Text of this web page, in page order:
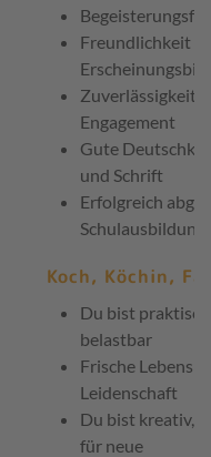
Freundlichkeit &
Erscheinungsbild
Zuverlässigkeit,
Engagement
Gute
und Schrift
Erfolgreich
Schulausbildung
Koch, Köchin,
Du bist
belastbar
Frische
Leidenschaft
Du bist kreativ,
für neue